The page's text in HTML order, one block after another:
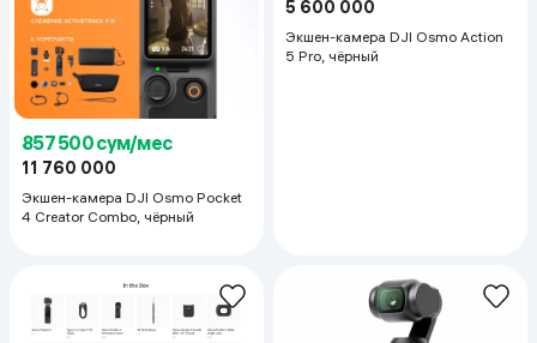
857 500 сум/мес
11 760 000
Экшен-камера DJI Osmo Pocket
4 Creator Combo, чёрный
5 600 000
Экшен-камера DJI Osmo Action
5 Pro, чёрный